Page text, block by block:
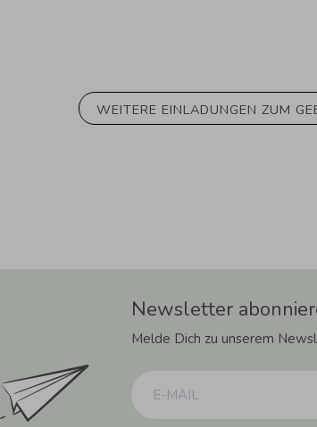
WEITERE EINLADUNGEN ZUM
Newsletter
Melde Dich zu unserem